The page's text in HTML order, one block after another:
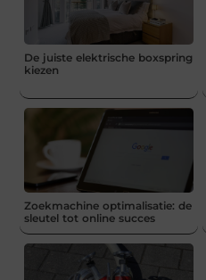
De juiste elektrische boxspring
kiezen
Zoekmachine optimalisatie: de
sleutel tot online succes